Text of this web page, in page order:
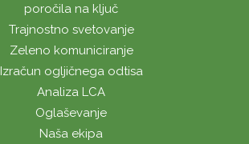
poročila na ključ
Trajnostno svetovanje
Zeleno komuniciranje
Izračun ogljičnega odtisa
Analiza LCA
Oglaševanje
Naša ekipa